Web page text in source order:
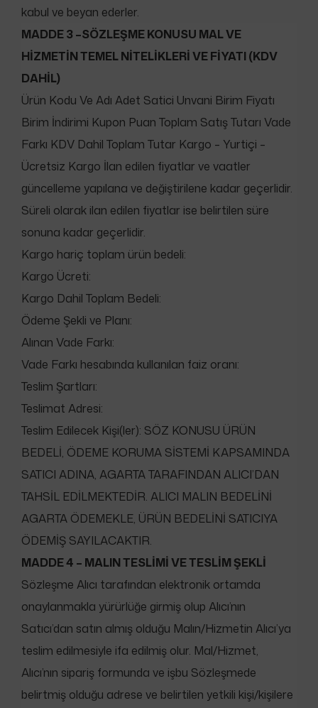
kabul ve beyan ederler.
MADDE 3 –SÖZLEŞME KONUSU MAL VE
HİZMETİN TEMEL NİTELİKLERİ VE FİYATI (KDV
DAHİL)
Ürün Kodu Ve Adı Adet Satici Unvani Birim Fiyatı
Birim İndirimi Kupon Puan Toplam Satış Tutarı Vade
Farkı KDV Dahil Toplam Tutar Kargo – Yurtiçi –
Ücretsiz Kargo İlan edilen fiyatlar ve vaatler
güncelleme yapılana ve değiştirilene kadar geçerlidir.
Süreli olarak ilan edilen fiyatlar ise belirtilen süre
sonuna kadar geçerlidir.
Kargo hariç toplam ürün bedeli:
Kargo Ücreti:
Kargo Dahil Toplam Bedeli:
Ödeme Şekli ve Planı:
Alınan Vade Farkı:
Vade Farkı hesabında kullanılan faiz oranı:
Teslim Şartları:
Teslimat Adresi:
Teslim Edilecek Kişi(ler): SÖZ KONUSU ÜRÜN
BEDELİ, ÖDEME KORUMA SİSTEMİ KAPSAMINDA
SATICI ADINA, AGARTA TARAFINDAN ALICI’DAN
TAHSİL EDİLMEKTEDİR. ALICI MALIN BEDELİNİ
AGARTA ÖDEMEKLE, ÜRÜN BEDELİNİ SATICIYA
ÖDEMİŞ SAYILACAKTIR.
MADDE 4 – MALIN TESLİMİ VE TESLİM ŞEKLİ
Sözleşme Alıcı tarafından elektronik ortamda
onaylanmakla yürürlüğe girmiş olup Alıcı’nın
Satıcı’dan satın almış olduğu Malın/Hizmetin Alıcı’ya
teslim edilmesiyle ifa edilmiş olur. Mal/Hizmet,
Alıcı’nın sipariş formunda ve işbu Sözleşmede
belirtmiş olduğu adrese ve belirtilen yetkili kişi/kişilere